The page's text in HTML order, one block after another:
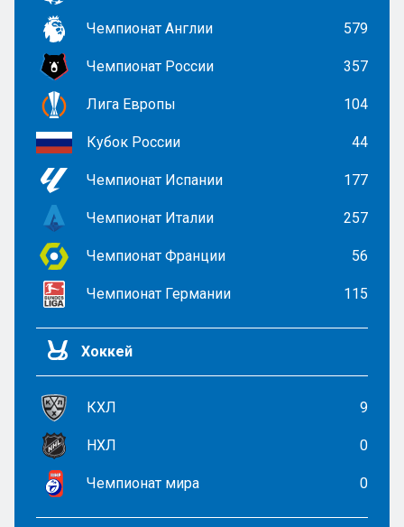
Чемпионат Англии 579
Чемпионат России 357
Лига Европы 104
Кубок России 44
Чемпионат Испании 177
Чемпионат Италии 257
Чемпионат Франции 56
Чемпионат Германии 115
Хоккей
КХЛ 9
НХЛ 0
Чемпионат мира 0